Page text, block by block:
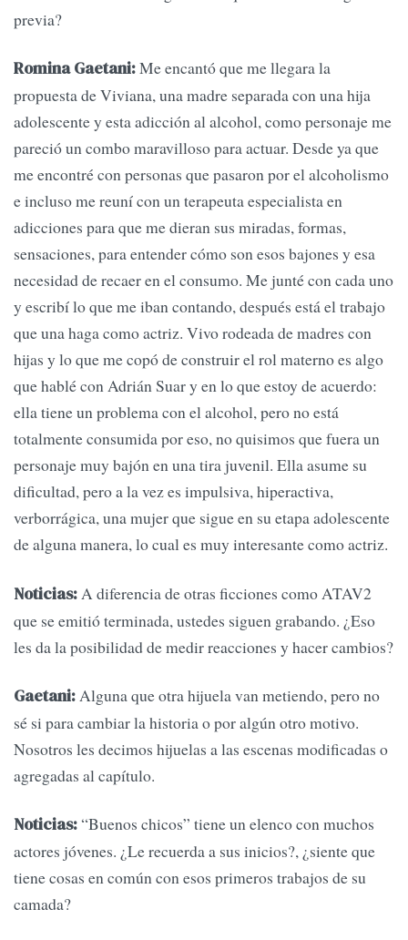
previa?
Romina Gaetani:Me encantó que me llegara la
propuesta de Viviana, una madre separada con una hija
adolescente y esta adicción al alcohol, como personaje me
pareció un combo maravilloso para actuar. Desde ya que
me encontré con personas que pasaron por el alcoholismo
e incluso me reuní con un terapeuta especialista en
adicciones para que me dieran sus miradas, formas,
sensaciones, para entender cómo son esos bajones y esa
necesidad de recaer en el consumo. Me junté con cada uno
y escribí lo que me iban contando, después está el trabajo
que una haga como actriz. Vivo rodeada de madres con
hijas y lo que me copó de construir el rol materno es algo
que hablé con Adrián Suar y en lo que estoy de acuerdo:
ella tiene un problema con el alcohol, pero no está
totalmente consumida por eso, no quisimos que fuera un
personaje muy bajón en una tira juvenil. Ella asume su
dificultad, pero a la vez es impulsiva, hiperactiva,
verborrágica, una mujer que sigue en su etapa adolescente
de alguna manera, lo cual es muy interesante como actriz.
Noticias:A diferencia de otras ficciones como ATAV2
que se emitió terminada, ustedes siguen grabando. ¿Eso
les da la posibilidad de medir reacciones y hacer cambios?
Gaetani:Alguna que otra hijuela van metiendo, pero no
sé si para cambiar la historia o por algún otro motivo.
Nosotros les decimos hijuelas a las escenas modificadas o
agregadas al capítulo.
Noticias:“Buenos chicos” tiene un elenco con muchos
actores jóvenes. ¿Le recuerda a sus inicios?, ¿siente que
tiene cosas en común con esos primeros trabajos de su
camada?